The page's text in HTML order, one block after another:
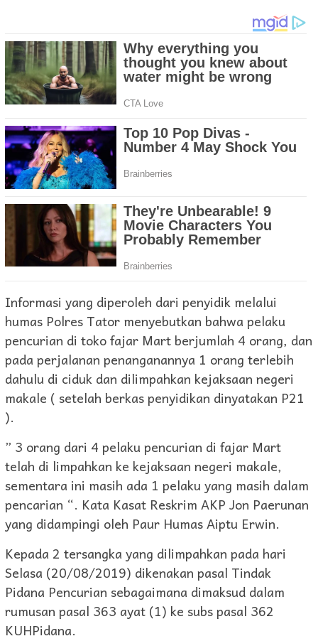
Informasi yang diperoleh dari penyidik melalui
humas Polres Tator menyebutkan bahwa pelaku
pencurian di toko fajar Mart berjumlah 4 orang, dan
pada perjalanan penanganannya 1 orang terlebih
dahulu di ciduk dan dilimpahkan kejaksaan negeri
makale ( setelah berkas penyidikan dinyatakan P21
).
” 3 orang dari 4 pelaku pencurian di fajar Mart
telah di limpahkan ke kejaksaan negeri makale,
sementara ini masih ada 1 pelaku yang masih dalam
pencarian “. Kata Kasat Reskrim AKP Jon Paerunan
yang didampingi oleh Paur Humas Aiptu Erwin.
Kepada 2 tersangka yang dilimpahkan pada hari
Selasa (20/08/2019) dikenakan pasal Tindak
Pidana Pencurian sebagaimana dimaksud dalam
rumusan pasal 363 ayat (1) ke subs pasal 362
KUHPidana.